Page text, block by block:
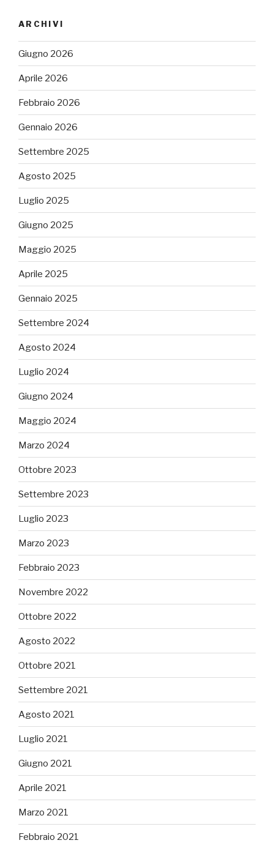
ARCHIVI
Giugno 2026
Aprile 2026
Febbraio 2026
Gennaio 2026
Settembre 2025
Agosto 2025
Luglio 2025
Giugno 2025
Maggio 2025
Aprile 2025
Gennaio 2025
Settembre 2024
Agosto 2024
Luglio 2024
Giugno 2024
Maggio 2024
Marzo 2024
Ottobre 2023
Settembre 2023
Luglio 2023
Marzo 2023
Febbraio 2023
Novembre 2022
Ottobre 2022
Agosto 2022
Ottobre 2021
Settembre 2021
Agosto 2021
Luglio 2021
Giugno 2021
Aprile 2021
Marzo 2021
Febbraio 2021